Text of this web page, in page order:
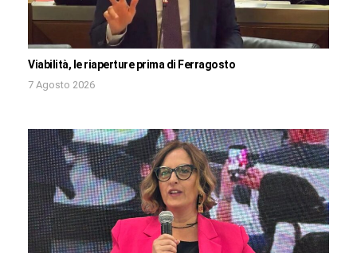
Viabilità, le riaperture prima di Ferragosto
7 Agosto 2026